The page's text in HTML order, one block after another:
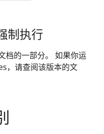
制执行
档的一部分。 如果你运
，请查阅该版本的文